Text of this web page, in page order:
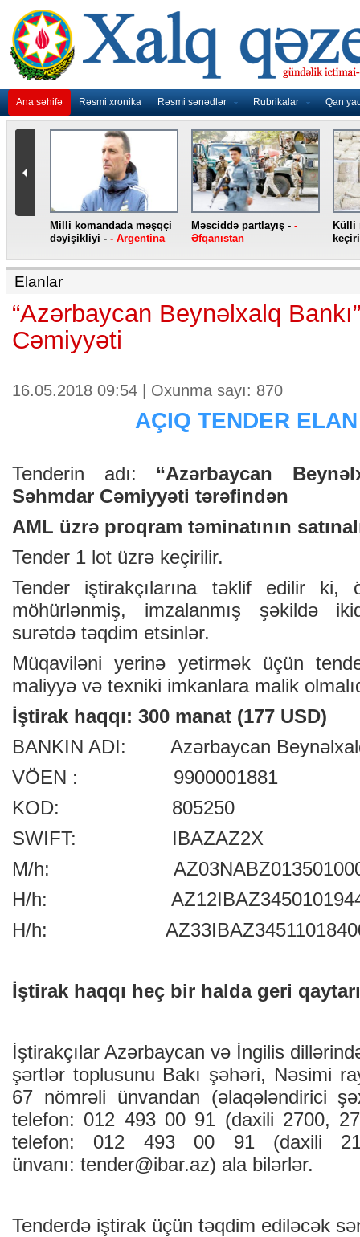
Ana səhifə Rəsmi xronika Rəsmi sənədlər Rubrikalar Qan
Milli komandada məşqçi
dəyişikliyi - - Argentina
Məsciddə partlayış - -
Əfqanıstan
Külli
Elanlar
“Azərbaycan Beynəlxalq
Cəmiyyəti
16.05.2018 09:54 | Oxunma sayı: 870
AÇIQ TENDER
Tenderin adı: “Azərbaycan
Səhmdar Cəmiyyəti tərəfindən
AML üzrə proqram təminatının
Tender 1 lot üzrə keçirilir.
Tender iştirakçılarına təklif edilir ki,
möhürlənmiş, imzalanmış şəkildə
surətdə təqdim etsinlər.
Müqaviləni yerinə yetirmək üçün
maliyyə və texniki imkanlara malik
İştirak haqqı: 300 manat (177 USD)
BANKIN ADI: Azərbaycan
VÖEN : 9900001881
KOD: 805250
SWIFT: IBAZAZ2X
M/h:
H/h:
H/h:
İştirak haqqı heç bir halda geri
İştirakçılar Azərbaycan və İngilis
şərtlər toplusunu Bakı şəhəri, Nəsimi
67 nömrəli ünvandan (əlaqələndirici
telefon: 012 493 00 91 (daxili 2700,
telefon: 012 493 00 91 (daxili
ünvanı: tender@ibar.az) ala bilərlər.
Tenderdə iştirak üçün təqdim ediləcək